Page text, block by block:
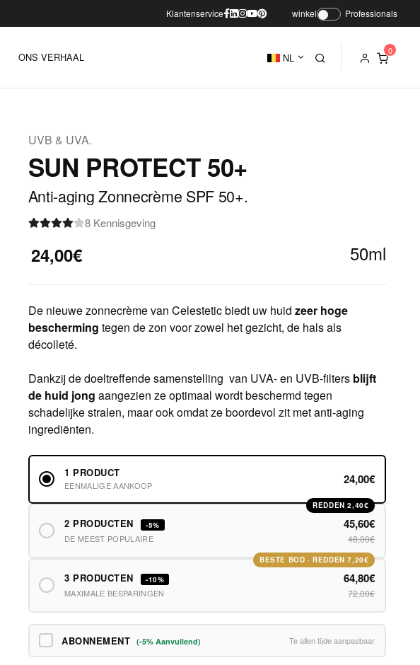
Klantenservice winkel Professionals
ONS VERHAAL NL
UVB & UVA.
SUN PROTECT 50+
Anti-aging Zonnecrème SPF 50+.
8 Kennisgeving
24,00€ 50ml
De nieuwe zonnecrème van Celestetic biedt uw huid zeer hoge
bescherming tegen de zon voor zowel het gezicht, de hals als
décolleté.
Dankzij de doeltreffende samenstelling van UVA- en UVB-filters blijft
de huid jong aangezien ze optimaal wordt beschermd tegen
schadelijke stralen, maar ook omdat ze boordevol zit met anti-aging
ingrediënten.
1 PRODUCT
EENMALIGE AANKOOP 24,00€
REDDEN 2,40€
2 PRODUCTEN -5%
DE MEEST POPULAIRE
45,60€
48,00€
BESTE BOD · REDDEN 7,20€
3 PRODUCTEN -10%
MAXIMALE BESPARINGEN
64,80€
72,00€
ABONNEMENT (-5% Aanvullend) Te allen tijde aanpasbaar